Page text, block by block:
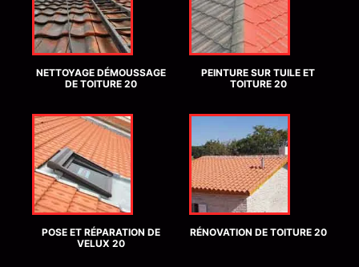
NETTOYAGE DÉMOUSSAGE
DE TOITURE 20
PEINTURE SUR TUILE ET
TOITURE 20
POSE ET RÉPARATION DE
VELUX 20
RÉNOVATION DE TOITURE 20